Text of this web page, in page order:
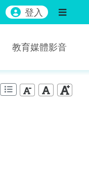
登入
教育媒體影音